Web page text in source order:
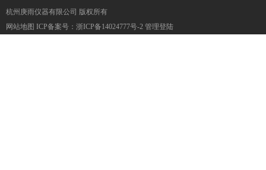
杭州庚雨仪器有限公司 版权所有
网站地图 ICP备案号： 浙ICP备14024777号-2 管理登陆